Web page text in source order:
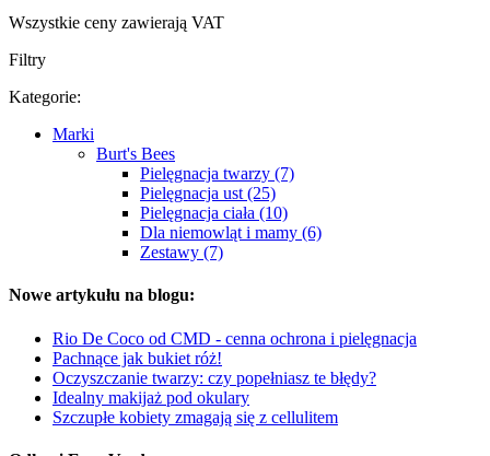
Wszystkie ceny zawierają VAT
Filtry
Kategorie:
Marki
Burt's Bees
Pielęgnacja twarzy (7)
Pielęgnacja ust (25)
Pielęgnacja ciała (10)
Dla niemowląt i mamy (6)
Zestawy (7)
Nowe artykułu na blogu:
Rio De Coco od CMD - cenna ochrona i pielęgnacja
Pachnące jak bukiet róż!
Oczyszczanie twarzy: czy popełniasz te błędy?
Idealny makijaż pod okulary
Szczupłe kobiety zmagają się z cellulitem